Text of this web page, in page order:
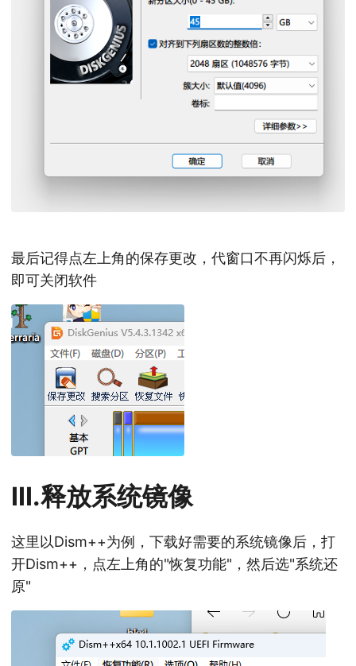
最后记得点左上角的保存更改，代窗口不再闪烁后，
即可关闭软件
III.释放系统镜像
这里以Dism++为例，下载好需要的系统镜像后，打
开Dism++，点左上角的"恢复功能"，然后选"系统还
原"